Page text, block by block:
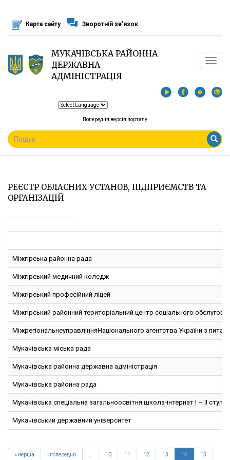
основного
матеріалу
Карта сайту Зворотній зв'язок
МУКАЧІВСЬКА РАЙОННА
ДЕРЖАВНА
АДМІНІСТРАЦІЯ
Toggle
Попередня версія порталу
ПОШУКОВА
ФОРМА
Пошук
РЕЄСТР ОБЛАСНИХ УСТАНОВ, ПІДПРИЄМСТВ ТА
ОРГАНІЗАЦІЙ
Міжгірська районна рада
Міжгірський медичний коледж
Міжгірський професійний ліцей
Міжгірський районний територіальний центр соціального
МіжрегіональнеуправлінняНаціонального агентства України з
Мукачівська міська рада
Мукачівська районна державна адміністрація
Мукачівська районна рада
Мукачівська спеціальна загальноосвітня школа-інтернат І – ІІ
Мукачівський державний університет
« перша ‹ попередня 10 11 12 13 14 15